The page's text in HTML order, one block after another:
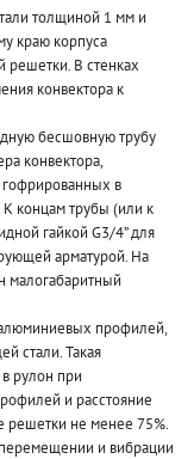
толщиной 1 мм и
краю корпуса
решетки. В стенках
конвектора к
бесшовную трубу
конвектора,
в
концам трубы (или к
гайкой G3/4” для
арматурой. На
малогабаритный
профилей,
стали. Такая
рулон при
и расстояние
решетки не менее 75%.
и вибрации